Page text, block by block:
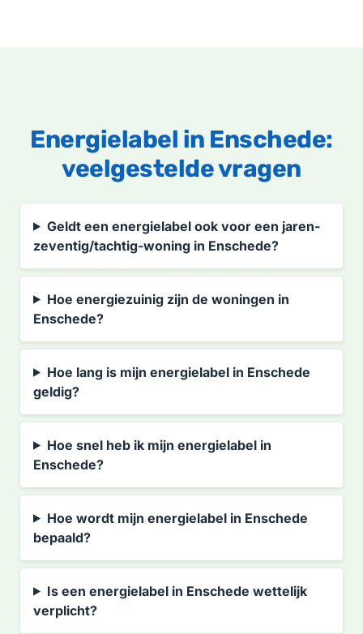
Energielabel in Enschede:
veelgestelde vragen
Geldt een energielabel ook voor een jaren-
zeventig/tachtig-woning in Enschede?
Hoe energiezuinig zijn de woningen in
Enschede?
Hoe lang is mijn energielabel in Enschede
geldig?
Hoe snel heb ik mijn energielabel in
Enschede?
Hoe wordt mijn energielabel in Enschede
bepaald?
Is een energielabel in Enschede wettelijk
verplicht?